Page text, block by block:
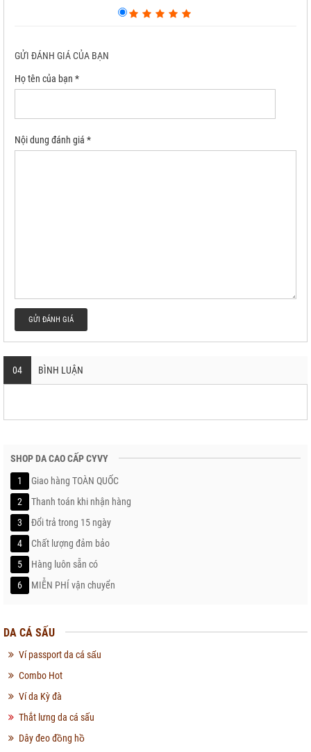
GỬI ĐÁNH GIÁ CỦA BẠN
Họ tên của bạn *
Nội dung đánh giá *
GỬI ĐÁNH GIÁ
04 BÌNH LUẬN
SHOP DA CAO CẤP CYVY
1
Giao hàng TOÀN QUỐC
2
Thanh toán khi nhận hàng
3
Đổi trả trong 15 ngày
4
Chất lượng đảm bảo
5
Hàng luôn sẵn có
6
MIỄN PHÍ vận chuyển
DA CÁ SẤU
Ví passport da cá sấu
Combo Hot
Ví da Kỳ đà
Thắt lưng da cá sấu
Dây đeo đồng hồ